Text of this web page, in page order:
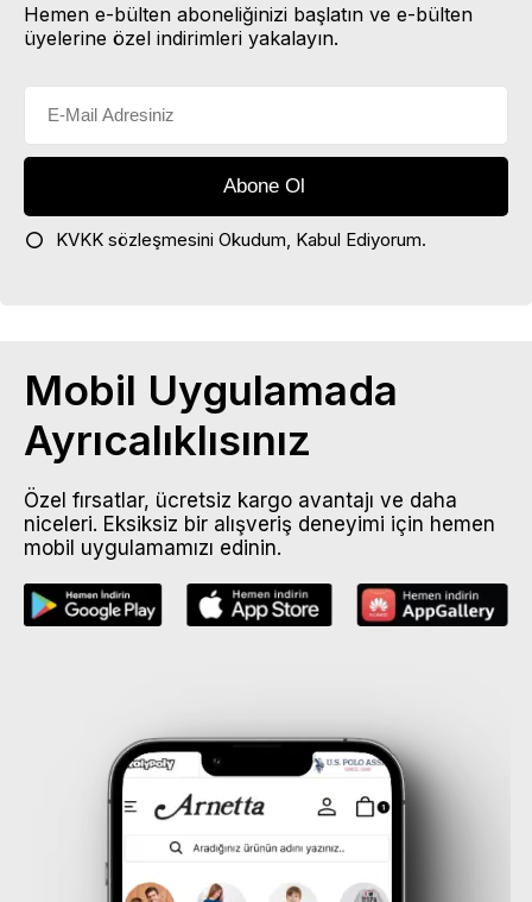
Hemen e-bülten aboneliğinizi başlatın ve e-bülten
üyelerine özel indirimleri yakalayın.
KVKK sözleşmesini Okudum, Kabul Ediyorum.
Mobil Uygulamada
Ayrıcalıklısınız
Özel fırsatlar, ücretsiz kargo avantajı ve daha
niceleri. Eksiksiz bir alışveriş deneyimi için hemen
mobil uygulamamızı edinin.